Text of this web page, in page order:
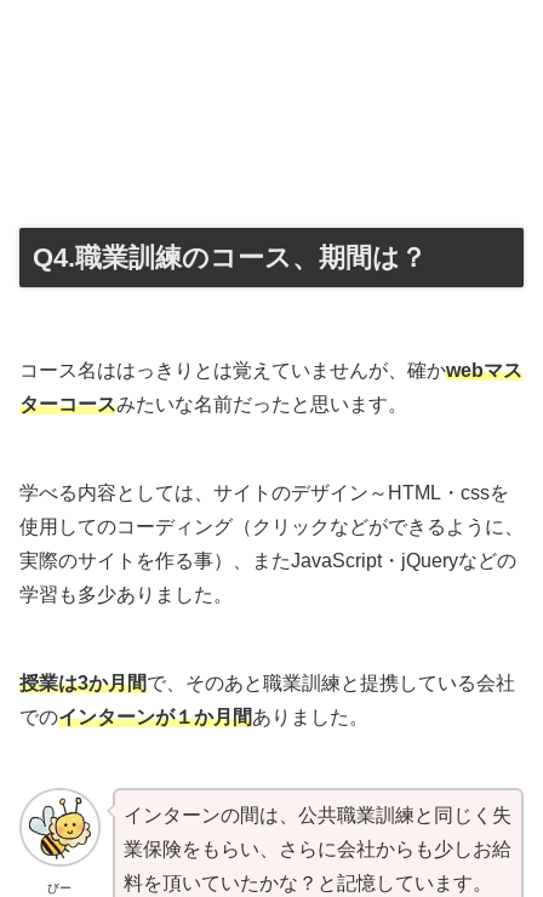
Q4.職業訓練のコース、期間は？
コース名ははっきりとは覚えていませんが、確かwebマス
ターコースみたいな名前だったと思います。
学べる内容としては、サイトのデザイン～HTML・cssを
使用してのコーディング（クリックなどができるように、
実際のサイトを作る事）、またJavaScript・jQueryなどの
学習も多少ありました。
授業は3か月間で、そのあと職業訓練と提携している会社
でのインターンが１か月間ありました。
びー
インターンの間は、公共職業訓練と同じく失
業保険をもらい、さらに会社からも少しお給
料を頂いていたかな？と記憶しています。